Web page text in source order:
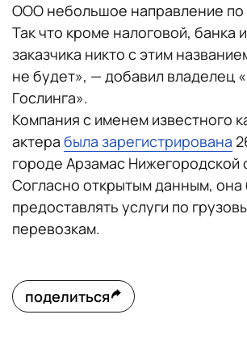
ООО небольшое направление по
Так что кроме налоговой, банка
заказчика никто с этим
не будет», — добавил владелец
Гослинга».
Компания с именем известного
актера была зарегистрирована
городе Арзамас Нижегородской
Согласно открытым данным, она
предоставлять услуги по
перевозкам.
поделиться